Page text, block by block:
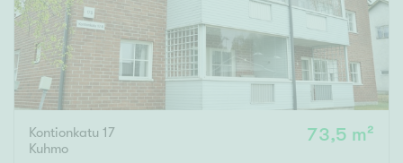
Hinta
000 000 €
Pinta-ala
Asuinpinta-ala Kokonaispinta-ala
Kontionkatu 17
Kuhmo
73,5 m²